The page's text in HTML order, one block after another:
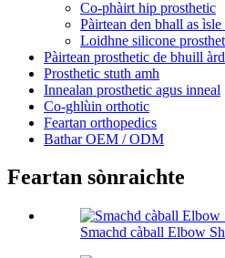
Co-phàirt hip prosthetic
Pàirtean den bhall as
Loidhne silicone
Pàirtean prosthetic de bhuill àrd
Prosthetic stuth amh
Innealan prosthetic agus inneal
Co-ghlùin orthotic
Feartan orthopedics
Bathar OEM / ODM
Feartan sònraichte
Smachd càball Elbow